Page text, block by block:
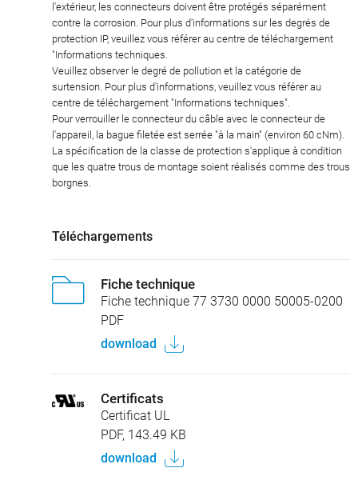
l'extérieur, les connecteurs doivent être protégés séparément
contre la corrosion. Pour plus d'informations sur les degrés de
protection IP, veuillez vous référer au centre de téléchargement
"Informations techniques.
Veuillez observer le degré de pollution et la catégorie de
surtension. Pour plus d'informations, veuillez vous référer au
centre de téléchargement "Informations techniques".
Pour verrouiller le connecteur du câble avec le connecteur de
l'appareil, la bague filetée est serrée "à la main" (environ 60 cNm).
La spécification de la classe de protection s'applique à condition
que les quatre trous de montage soient réalisés comme des trous
borgnes.
Téléchargements
Fiche technique
Fiche technique 77 3730 0000 50005-0200
PDF
download
Certificats
Certificat UL
PDF, 143.49 KB
download